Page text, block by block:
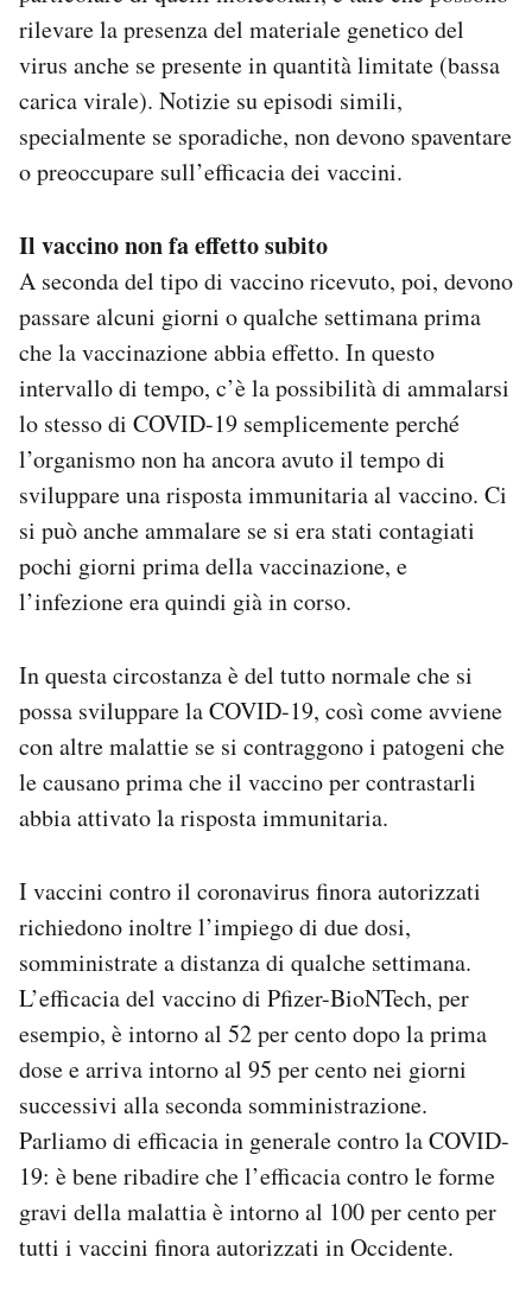
rilevare la presenza del materiale genetico del
virus anche se presente in quantità limitate (bassa
carica virale). Notizie su episodi simili,
specialmente se sporadiche, non devono spaventare
o preoccupare sull’efficacia dei vaccini.
Il vaccino non fa effetto subito
A seconda del tipo di vaccino ricevuto, poi, devono
passare alcuni giorni o qualche settimana prima
che la vaccinazione abbia effetto. In questo
intervallo di tempo, c’è la possibilità di ammalarsi
lo stesso di COVID-19 semplicemente perché
l’organismo non ha ancora avuto il tempo di
sviluppare una risposta immunitaria al vaccino. Ci
si può anche ammalare se si era stati contagiati
pochi giorni prima della vaccinazione, e
l’infezione era quindi già in corso.
In questa circostanza è del tutto normale che si
possa sviluppare la COVID-19, così come avviene
con altre malattie se si contraggono i patogeni che
le causano prima che il vaccino per contrastarli
abbia attivato la risposta immunitaria.
I vaccini contro il coronavirus finora autorizzati
richiedono inoltre l’impiego di due dosi,
somministrate a distanza di qualche settimana.
L’efficacia del vaccino di Pfizer-BioNTech, per
esempio, è intorno al 52 per cento dopo la prima
dose e arriva intorno al 95 per cento nei giorni
successivi alla seconda somministrazione.
Parliamo di efficacia in generale contro la COVID-
19: è bene ribadire che l’efficacia contro le forme
gravi della malattia è intorno al 100 per cento per
tutti i vaccini finora autorizzati in Occidente.